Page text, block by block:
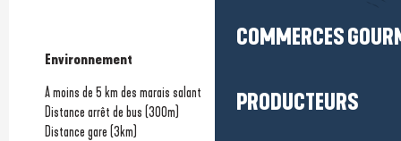
COMMERCES
PRODUCTEURS
Environnement
Environnement
A moins de 5 km des marais salants
Distance arrêt de bus (300m)
Distance gare (3km)